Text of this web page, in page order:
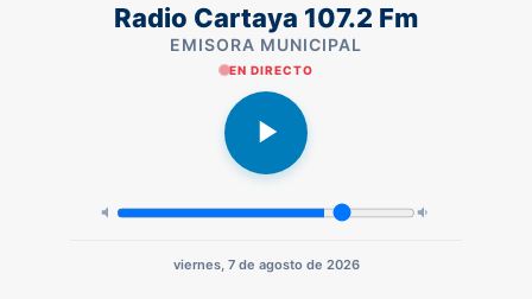
Radio Cartaya 107.2 Fm
EMISORA MUNICIPAL
EN DIRECTO
viernes, 7 de agosto de 2026